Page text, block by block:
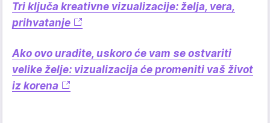
Tri ključa kreativne vizualizacije: želja, vera,
prihvatanje
Ako ovo uradite, uskoro će vam se ostvariti
velike želje: vizualizacija će promeniti vaš život
iz korena